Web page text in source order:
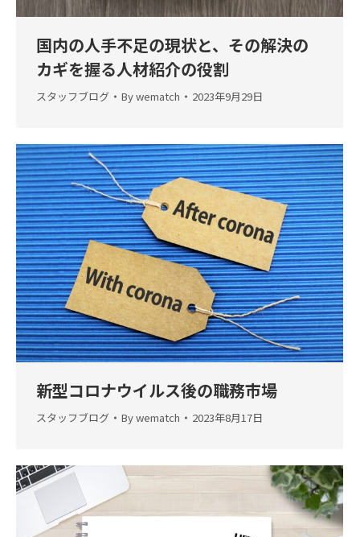
国内の人手不足の現状と、その解決の
カギを握る人材紹介の役割
スタッフブログ Bywematch 2023年9月29日
新型コロナウイルス後の職務市場
スタッフブログ Bywematch 2023年8月17日